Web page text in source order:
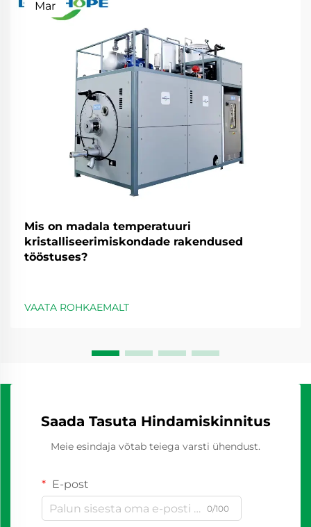
Mar
Mis on madala temperatuuri
kristalliseerimiskondade rakendused
tööstuses?
VAATA ROHKAEMALT
Saada Tasuta Hindamiskinnitus
Meie esindaja võtab teiega varsti ühendust.
E-post
0/100